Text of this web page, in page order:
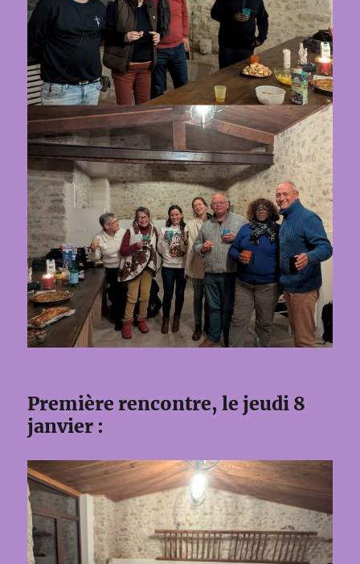
Première rencontre, le jeudi 8
janvier :